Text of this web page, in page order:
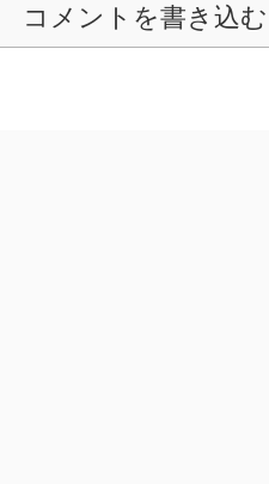
コメントを書き込む